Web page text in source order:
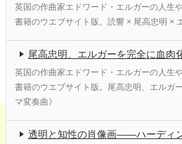
英国の作曲家エドワード・エルガーの人生
書籍のウエブサイト版。読響 × 尾高忠明 ×
尾高忠明、エルガーを完全に血肉
英国の作曲家エドワード・エルガーの人生
書籍のウエブサイト版。尾高忠明、エルガ
マ変奏曲》
透明と知性の肖像画――ハーディ